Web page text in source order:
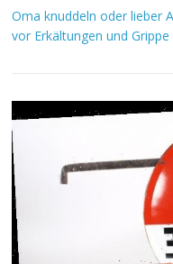
Oma knuddeln oder lieber
vor Erkältungen und